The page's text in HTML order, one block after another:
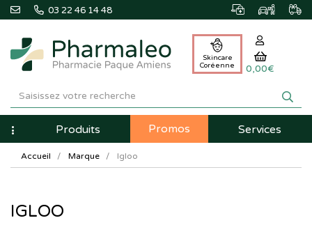
03 22 46 14 48
Pharmaleo
Pharmacie
Paque
Amiens
Skincare
Coréenne
0,00€
NavigationProduits Promos Services
Accueil Marque Igloo
IGLOO